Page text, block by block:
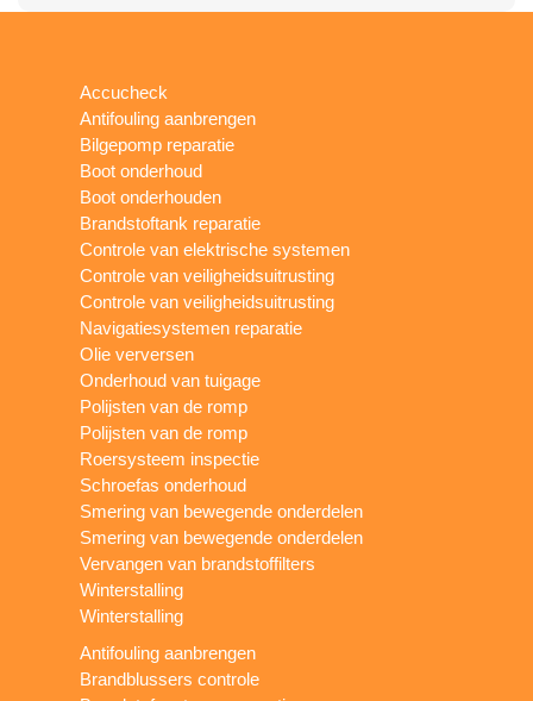
Accucheck
Antifouling aanbrengen
Bilgepomp reparatie
Boot onderhoud
Boot onderhouden
Brandstoftank reparatie
Controle van elektrische systemen
Controle van veiligheidsuitrusting
Controle van veiligheidsuitrusting
Navigatiesystemen reparatie
Olie verversen
Onderhoud van tuigage
Polijsten van de romp
Polijsten van de romp
Roersysteem inspectie
Schroefas onderhoud
Smering van bewegende onderdelen
Smering van bewegende onderdelen
Vervangen van brandstoffilters
Winterstalling
Winterstalling
Antifouling aanbrengen
Brandblussers controle